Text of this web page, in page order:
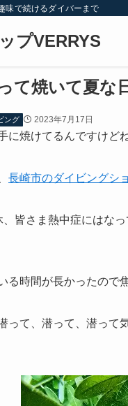
味で続けるダイバーまで
プVERRYS
て焼いて夏な
ング 2023年7月17日
に焼けてるんですけど
長崎市のダイビングシ
、皆さま熱中症にはな
る時間が長かったので
って、潜って、潜って